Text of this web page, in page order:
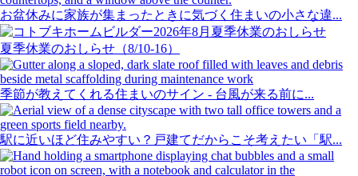
お盆休みに家族が集まったときに気づく住まいの小さな違...
夏季休業のおしらせ（8/10-16）
季節が教えてくれる住まいのサイン - 台風が来る前に...
駅に近いほど住みやすい？戸建てだからこそ考えたい「駅...